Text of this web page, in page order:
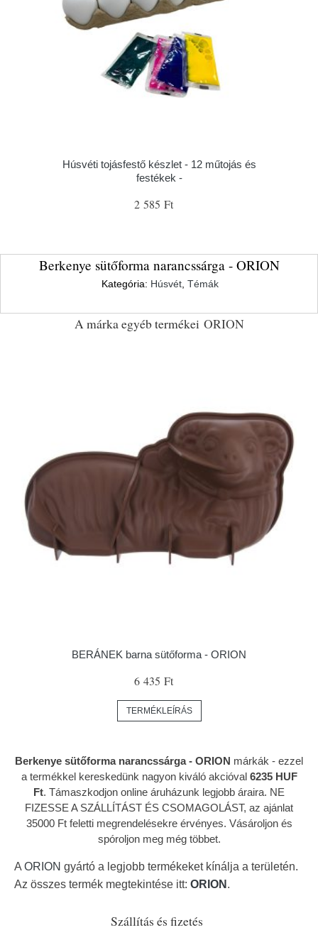
Húsvéti tojásfestő készlet - 12 műtojás és
festékek -
2 585 Ft
Berkenye sütőforma narancssárga - ORION
Kategória: Húsvét, Témák
A márka egyéb termékei ORION
BERÁNEK barna sütőforma - ORION
6 435 Ft
TERMÉKLEÍRÁS
Berkenye sütőforma narancssárga - ORION márkák - ezzel
a termékkel kereskedünk nagyon kiváló akcióval 6235 HUF
Ft. Támaszkodjon online áruházunk legjobb áraira. NE
FIZESSE A SZÁLLÍTÁST ÉS CSOMAGOLÁST, az ajánlat
35000 Ft feletti megrendelésekre érvényes. Vásároljon és
spóroljon meg még többet.
A ORION gyártó a legjobb termékeket kínálja a területén.
Az összes termék megtekintése itt: ORION .
Szállítás és fizetés